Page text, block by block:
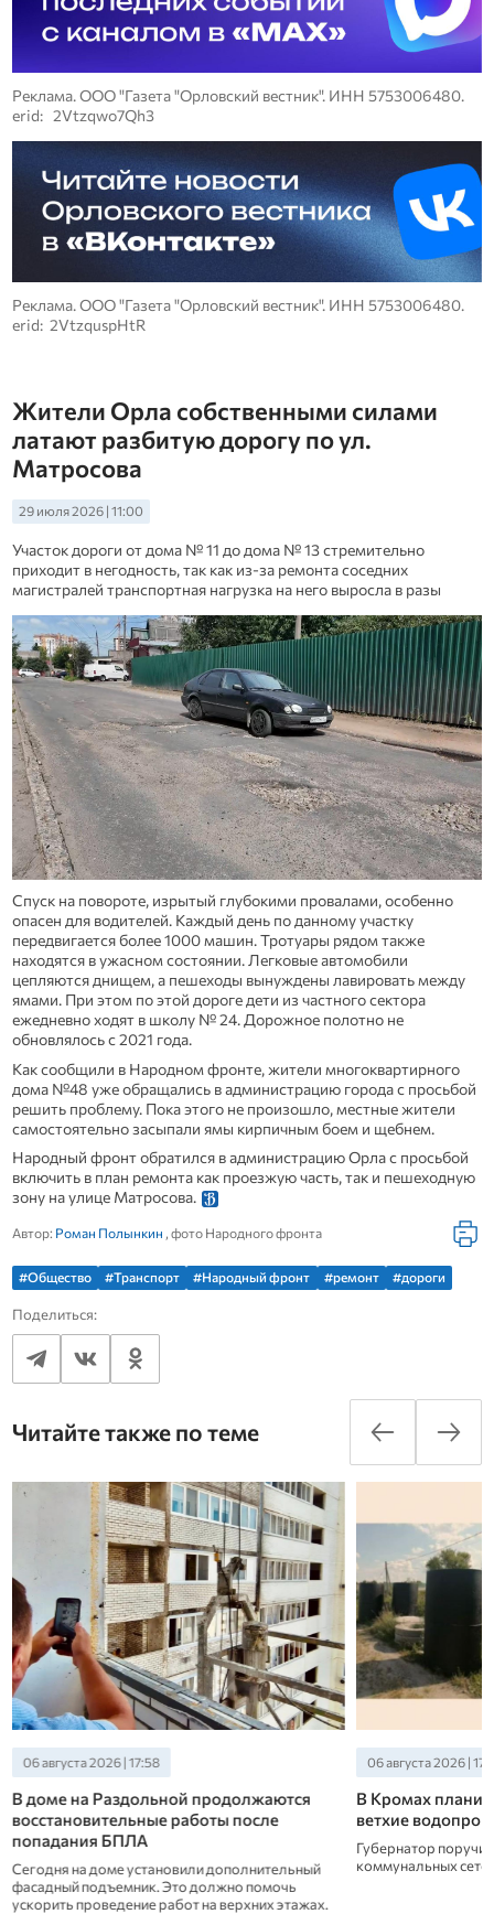
Реклама. ООО "Газета "Орловский вестник". ИНН 5753006480.
erid: 2Vtzqwo7Qh3
Реклама. ООО "Газета "Орловский вестник". ИНН 5753006480.
erid: 2VtzquspHtR
Жители Орла собственными силами
латают разбитую дорогу по ул.
Матросова
29 июля 2026 | 11:00
Участок дороги от дома № 11 до дома № 13 стремительно
приходит в негодность, так как из-за ремонта соседних
магистралей транспортная нагрузка на него выросла в разы
Спуск на повороте, изрытый глубокими провалами, особенно
опасен для водителей. Каждый день по данному участку
передвигается более 1000 машин. Тротуары рядом также
находятся в ужасном состоянии. Легковые автомобили
цепляются днищем, а пешеходы вынуждены лавировать между
ямами. При этом по этой дороге дети из частного сектора
ежедневно ходят в школу № 24. Дорожное полотно не
обновлялось с 2021 года.
Как сообщили в Народном фронте, жители многоквартирного
дома №48 уже обращались в администрацию города с просьбой
решить проблему. Пока этого не произошло, местные жители
самостоятельно засыпали ямы кирпичным боем и щебнем.
Народный фронт обратился в администрацию Орла с просьбой
включить в план ремонта как проезжую часть, так и пешеходную
зону на улице Матросова.
Автор: Роман Полынкин , фото Народного фронта
#Общество #Транспорт #Народный фронт #ремонт #дороги
Поделиться:
Читайте также по теме
06 августа 2026 | 17:58
В доме на Раздольной продолжаются
восстановительные работы после
попадания БПЛА
Сегодня на доме установили дополнительный
фасадный подъемник. Это должно помочь
ускорить проведение работ на верхних этажах.
06 августа 2026 |
В Кромах
ветхие
Губернатор
коммунальных